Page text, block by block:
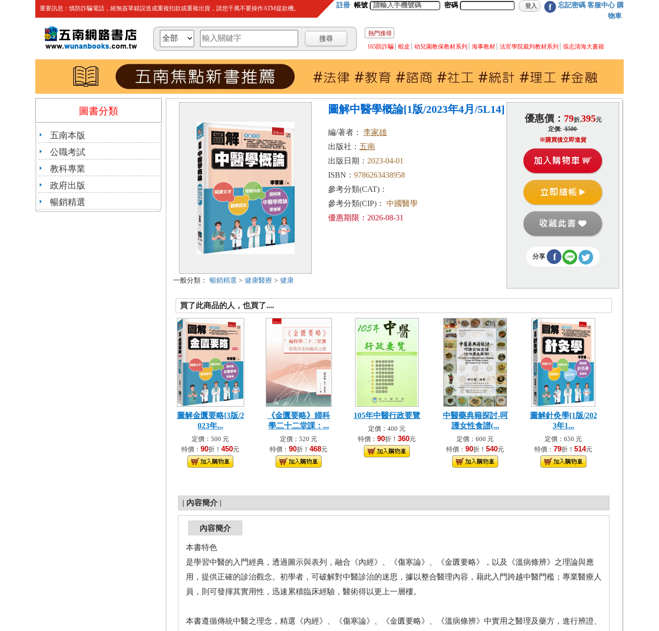
重要訊息：慎防詐騙電話，絕無簽單錯誤造成重複扣款或重複出貨，請您千萬不要操作ATM提款機。 註冊 帳號 密碼 f 忘記密碼 客服中心 購
物車
熱門搜尋
165防詐騙
蝦皮 幼兒園教保教材系列 海事教材 法官學院裁判教材系列 張志清海大書籍
圖書分類
五南本版
公職考試
教科專業
政府出版
暢銷精選
一般分類： 暢銷精選 > 健康醫療 > 健康
圖解中醫學概論[1版/2023年4月/5L14]
編/著者： 李家雄
出版社： 五南
出版日期： 2023-04-01
ISBN： 9786263438958
參考分類(CAT)：
參考分類(CIP)：
中國醫學
優惠期限：2026-08-31
優惠價： 79折,395元
定價:$500
※購買後立即進貨
分享 f
買了此商品的人，也買了....
圖解金匱要略[3版/2
023年...
定價：500 元
特價： 90折！ 450元
《金匱要略》婦科
學二十二堂課：...
定價：520 元
特價： 90折！ 468元
105年中醫行政要覽
定價：400 元
特價： 90折！ 360元
中醫藥典籍探討-呵
護女性食譜(...
定價：600 元
特價： 90折！ 540元
圖解針灸學[1版/202
3年1...
定價：650 元
特價： 79折！ 514元
| 內容簡介 |
內容簡介
本書特色
是學習中醫的入門經典，透過圖示與表列，融合《內經》、《傷寒論》、《金匱要略》，以及《溫病條辨》之理論與應
用，提供正確的診治觀念。初學者，可破解對中醫診治的迷思，據以整合醫理內容，藉此入門跨越中醫門檻；專業醫療人
員，則可發揮其實用性，迅速累積臨床經驗，醫術得以更上一層樓。
本書遵循傳統中醫之理念，精選《內經》、《傷寒論》、《金匱要略》、《溫病條辨》中實用之醫理及藥方，進行辨證、